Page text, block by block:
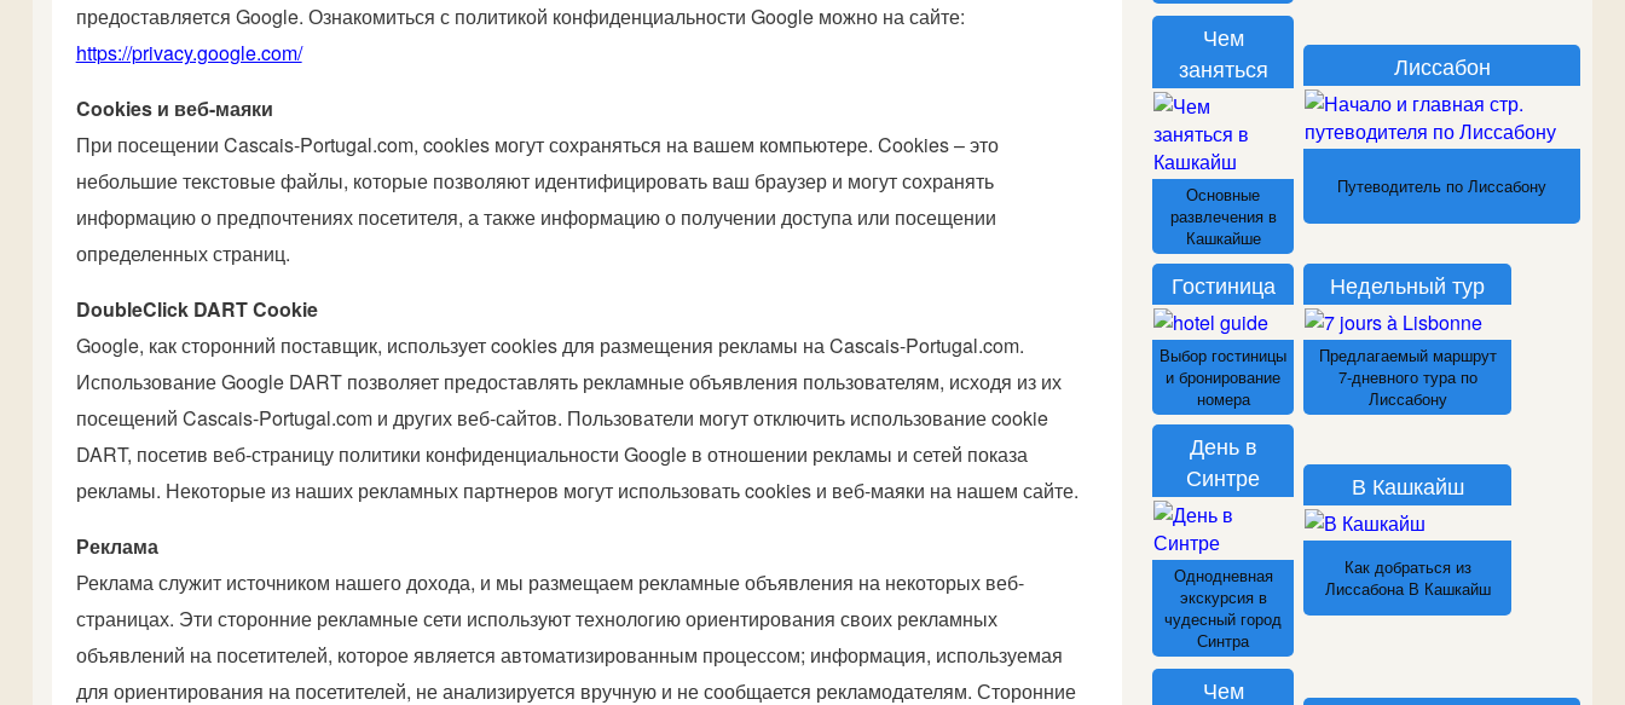
предоставляется Google. Ознакомиться с политикой конфиденциальности Google можно на сайте:
https://privacy.google.com/
Cookies и веб-маяки
При посещении Cascais-Portugal.com, cookies могут сохраняться на вашем компьютере. Cookies – это
небольшие текстовые файлы, которые позволяют идентифицировать ваш браузер и могут сохранять
информацию о предпочтениях посетителя, а также информацию о получении доступа или посещении
определенных страниц.
DoubleClick DART Cookie
Google, как сторонний поставщик, использует cookies для размещения рекламы на Cascais-Portugal.com.
Использование Google DART позволяет предоставлять рекламные объявления пользователям, исходя из их
посещений Cascais-Portugal.com и других веб-сайтов. Пользователи могут отключить использование cookie
DART, посетив веб-страницу политики конфиденциальности Google в отношении рекламы и сетей показа
рекламы. Некоторые из наших рекламных партнеров могут использовать cookies и веб-маяки на нашем сайте.
Реклама
Реклама служит источником нашего дохода, и мы размещаем рекламные объявления на некоторых веб-
страницах. Эти сторонние рекламные сети используют технологию ориентирования своих рекламных
объявлений на посетителей, которое является автоматизированным процессом; информация, используемая
для ориентирования на посетителей, не анализируется вручную и не сообщается рекламодателям. Сторонние
Чем
заняться
Основные
развлечения в
Кашкайше
Лиссабон
Путеводитель по Лиссабону
Гостиница
Выбор гостиницы
и бронирование
номера
Недельный тур
Предлагаемый маршрут
7-дневного тура по
Лиссабону
День в
Синтре
Однодневная
экскурсия в
чудесный город
Синтра
В Кашкайш
Как добраться из
Лиссабона В Кашкайш
Чем